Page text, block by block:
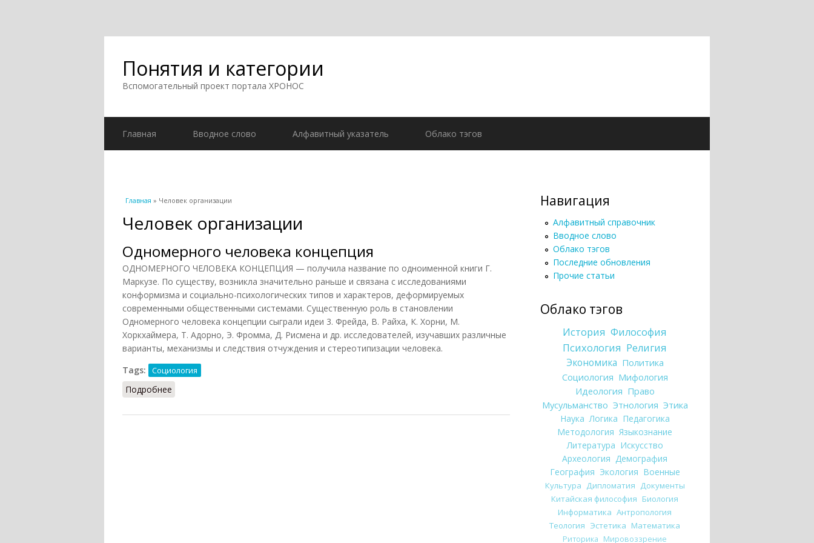
Понятия и категории
Вспомогательный проект портала ХРОНОС
Главная Вводное слово Алфавитный указатель Облако тэгов
Вы здесь
Главная » Человек организации
Человек организации
Одномерного человека концепция
ОДНОМЕРНОГО ЧЕЛОВЕКА КОНЦЕПЦИЯ — получила название по одноименной книги Г.
Маркузе. По существу, возникла значительно раньше и связана с исследованиями
конформизма и социально-психологических типов и характеров, деформируемых
современными общественными системами. Существенную роль в становлении
Одномерного человека концепции сыграли идеи 3. Фрейда, В. Райха, К. Хорни, М.
Хоркхаймера, Т. Адорно, Э. Фромма, Д. Рисмена и др. исследователей, изучавших различные
варианты, механизмы и следствия отчуждения и стереотипизации человека.
Tags:
Социология
Подробнее
Навигация
Алфавитный справочник
Вводное слово
Облако тэгов
Последние обновления
Прочие статьи
Облако тэгов
История Философия
Психология Религия
Экономика Политика
Социология Мифология
Идеология Право
Мусульманство Этнология Этика
Наука Логика Педагогика
Методология Языкознание
Литература Искусство
Археология Демография
География Экология Военные
Культура Дипломатия Документы
Китайская философия Биология
Информатика Антропология
Теология Эстетика Математика
Риторика Мировоззрение